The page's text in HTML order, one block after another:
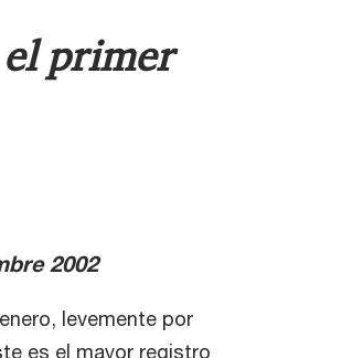
primer
2002
levemente por
es el mayor registro